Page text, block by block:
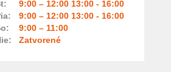
9:00 – 12:00 13:00 - 16:00
9:00 – 12:00 13:00 - 16:00
9:00 – 11:00
Zatvorené